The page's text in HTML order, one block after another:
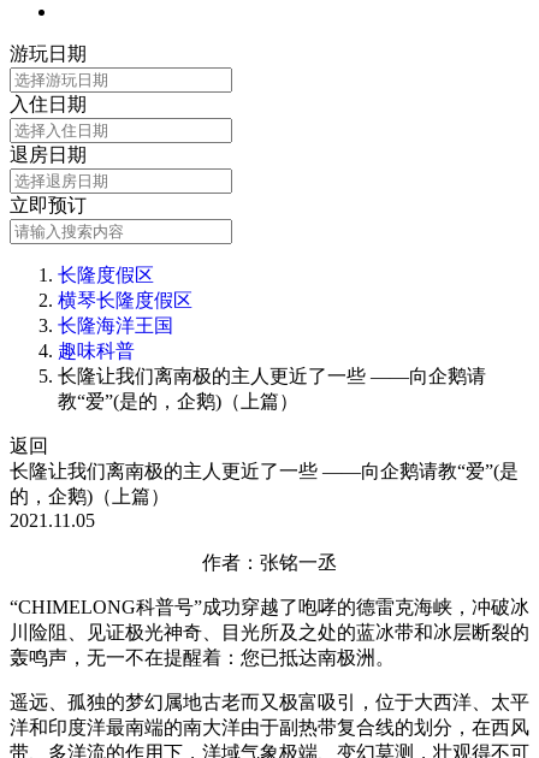
游玩日期
入住日期
退房日期
立即预订
长隆度假区
横琴长隆度假区
长隆海洋王国
趣味科普
长隆让我们离南极的主人更近了一些 ——向企鹅请
教“爱”(是的，企鹅)（上篇）
返回
长隆让我们离南极的主人更近了一些 ——向企鹅请教“爱”(是
的，企鹅)（上篇）
2021.11.05
作者 ：张铭一丞
“CHIMELONG科普号”成功穿越了咆哮的德雷克海峡，冲破冰
川险阻、见证极光神奇、目光所及之处的蓝冰带和冰层断裂的
轰鸣声，无一不在提醒着：您已抵达南极洲。
遥远、孤独的梦幻属地古老而又极富吸引，位于大西洋、太平
洋和印度洋最南端的南大洋由于副热带复合线的划分，在西风
带、多洋流的作用下，洋域气象极端、变幻莫测，壮观得不可